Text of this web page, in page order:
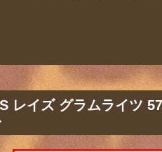
レイズ グラムライツ